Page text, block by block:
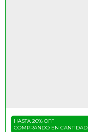
HASTA 20% OFF
COMPRANDO EN CANTIDAD